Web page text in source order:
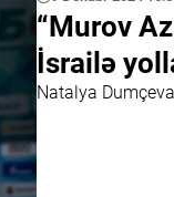
“Murov
İsrailə
Natalya